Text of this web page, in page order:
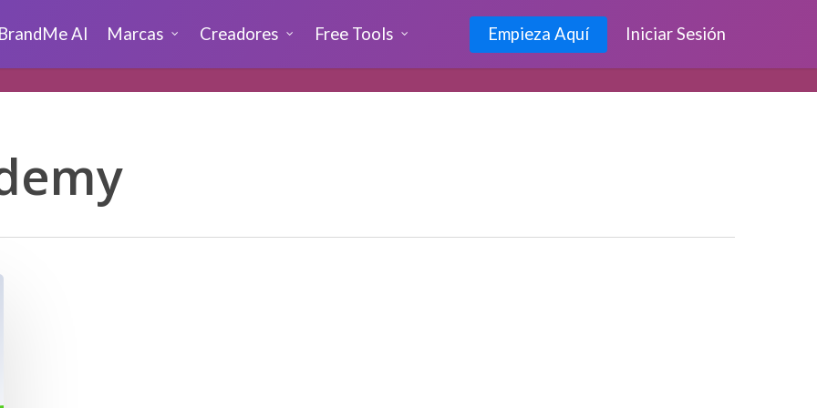
BrandMe AI Marcas Creadores Free Tools Empieza Aquí Iniciar Sesión